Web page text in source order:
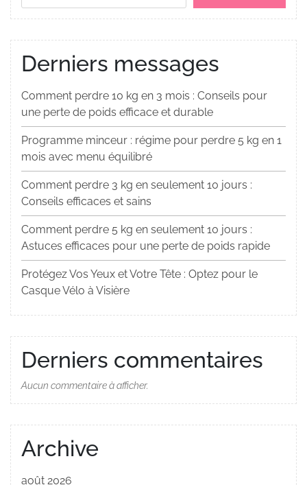
Derniers messages
Comment perdre 10 kg en 3 mois : Conseils pour
une perte de poids efficace et durable
Programme minceur : régime pour perdre 5 kg en 1
mois avec menu équilibré
Comment perdre 3 kg en seulement 10 jours :
Conseils efficaces et sains
Comment perdre 5 kg en seulement 10 jours :
Astuces efficaces pour une perte de poids rapide
Protégez Vos Yeux et Votre Tête : Optez pour le
Casque Vélo à Visière
Derniers commentaires
Aucun commentaire à afficher.
Archive
août 2026